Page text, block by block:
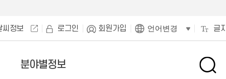
씨정보 로그인 회원가입 언어변경 글
분야별정보
검